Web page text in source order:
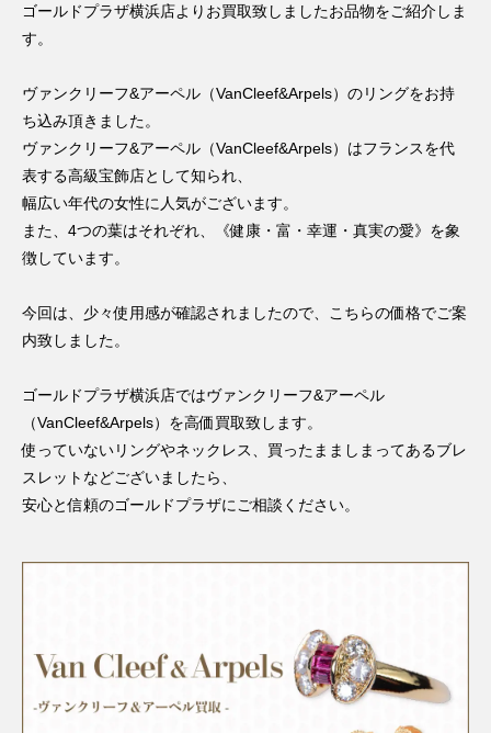
ゴールドプラザ横浜店よりお買取致しましたお品物をご紹介しま
す。
ヴァンクリーフ&アーペル（VanCleef&Arpels）のリングをお持
ち込み頂きました。
ヴァンクリーフ&アーペル（VanCleef&Arpels）はフランスを代
表する高級宝飾店として知られ、
幅広い年代の女性に人気がございます。
また、4つの葉はそれぞれ、《健康・富・幸運・真実の愛》を象
徴しています。
今回は、少々使用感が確認されましたので、こちらの価格でご案
内致しました。
ゴールドプラザ横浜店ではヴァンクリーフ&アーペル
（VanCleef&Arpels）を高価買取致します。
使っていないリングやネックレス、買ったまましまってあるブレ
スレットなどございましたら、
安心と信頼のゴールドプラザにご相談ください。